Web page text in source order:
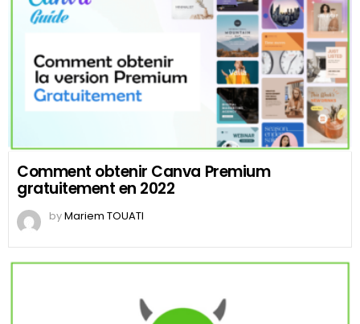
Comment obtenir Canva Premium
gratuitement en 2022
byMariem TOUATI